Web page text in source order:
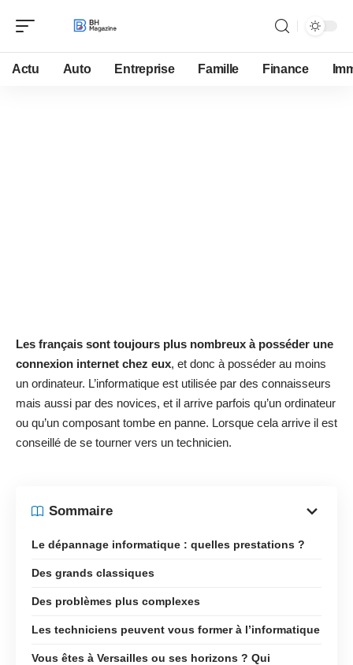
Actu Auto Entreprise Famille Finance
Les français sont toujours plus nombreux à posséder une
connexion internet chez eux, et donc à posséder au moins
un ordinateur. L’informatique est utilisée par des connaisseurs
mais aussi par des novices, et il arrive parfois qu’un ordinateur
ou qu’un composant tombe en panne. Lorsque cela arrive il est
conseillé de se tourner vers un technicien.
Sommaire
Le dépannage informatique : quelles prestations ?
Des grands classiques
Des problèmes plus complexes
Les techniciens peuvent vous former à l’informatique
Vous êtes à Versailles ou ses horizons ? Qui